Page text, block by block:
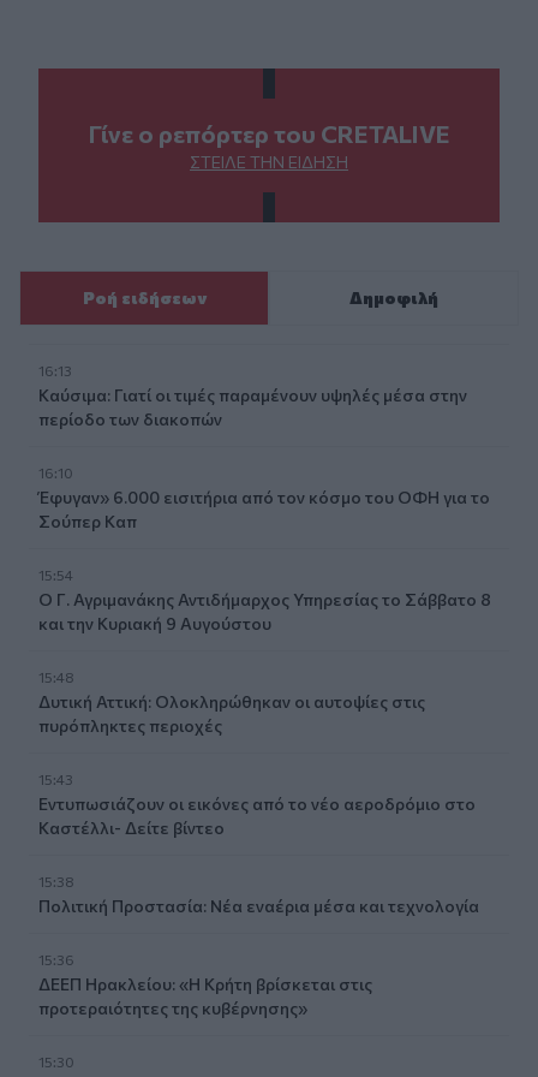
Γίνε ο ρεπόρτερ του CRETALIVE
ΣΤΕΊΛΕ ΤΗΝ ΕΊΔΗΣΗ
Ροή ειδήσεων Δημοφιλή
16:13
Καύσιμα: Γιατί οι τιμές παραμένουν υψηλές μέσα στην
περίοδο των διακοπών
16:10
Έφυγαν» 6.000 εισιτήρια από τον κόσμο του ΟΦΗ για το
Σούπερ Καπ
15:54
Ο Γ. Αγριμανάκης Αντιδήμαρχος Υπηρεσίας το Σάββατο 8
και την Κυριακή 9 Αυγούστου
15:48
Δυτική Αττική: Ολοκληρώθηκαν οι αυτοψίες στις
πυρόπληκτες περιοχές
15:43
Εντυπωσιάζουν οι εικόνες από το νέο αεροδρόμιο στο
Καστέλλι- Δείτε βίντεο
15:38
Πολιτική Προστασία: Νέα εναέρια μέσα και τεχνολογία
15:36
ΔΕΕΠ Ηρακλείου: «Η Κρήτη βρίσκεται στις
προτεραιότητες της κυβέρνησης»
15:30